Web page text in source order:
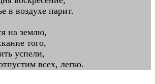
в воздухе парит.
на землю,
того,
успели,
всех, легко.